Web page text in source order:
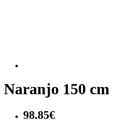
Naranjo 150 cm
98.85€